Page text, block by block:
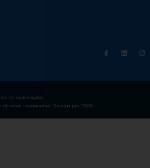
de reclamações
direitos reservados. Design por DWSI.